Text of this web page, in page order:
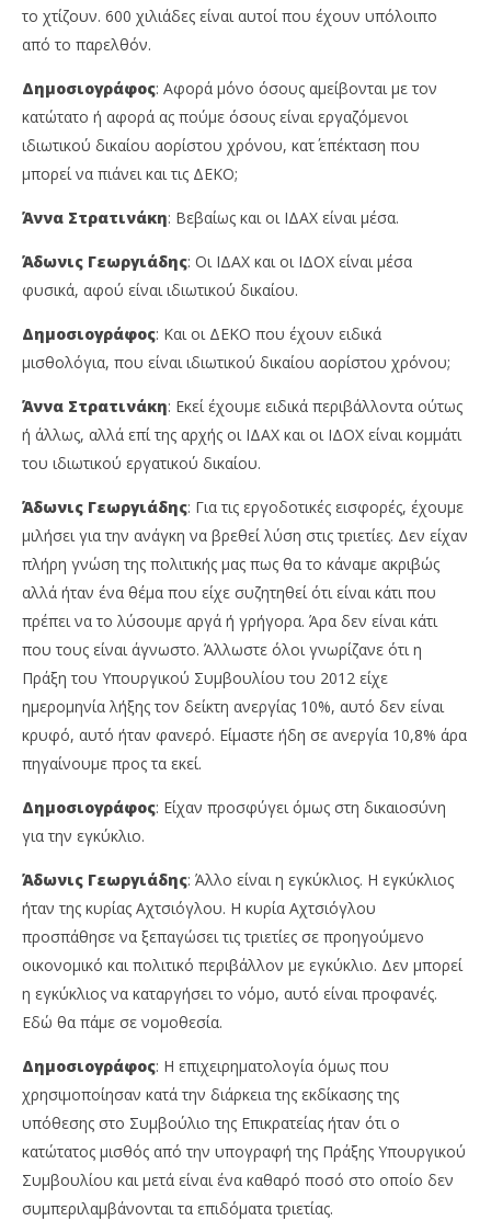
το χτίζουν. 600 χιλιάδες είναι αυτοί που έχουν υπόλοιπο
από το παρελθόν.
Δημοσιογράφος: Αφορά μόνο όσους αμείβονται με τον
κατώτατο ή αφορά ας πούμε όσους είναι εργαζόμενοι
ιδιωτικού δικαίου αορίστου χρόνου, κατ΄ επέκταση που
μπορεί να πιάνει και τις ΔΕΚΟ;
Άννα Στρατινάκη: Βεβαίως και οι ΙΔΑΧ είναι μέσα.
Άδωνις Γεωργιάδης: Οι ΙΔΑΧ και οι ΙΔΟΧ είναι μέσα
φυσικά, αφού είναι ιδιωτικού δικαίου.
Δημοσιογράφος: Και οι ΔΕΚΟ που έχουν ειδικά
μισθολόγια, που είναι ιδιωτικού δικαίου αορίστου χρόνου;
Άννα Στρατινάκη: Εκεί έχουμε ειδικά περιβάλλοντα ούτως
ή άλλως, αλλά επί της αρχής οι ΙΔΑΧ και οι ΙΔΟΧ είναι κομμάτι
του ιδιωτικού εργατικού δικαίου.
Άδωνις Γεωργιάδης: Για τις εργοδοτικές εισφορές, έχουμε
μιλήσει για την ανάγκη να βρεθεί λύση στις τριετίες. Δεν είχαν
πλήρη γνώση της πολιτικής μας πως θα το κάναμε ακριβώς
αλλά ήταν ένα θέμα που είχε συζητηθεί ότι είναι κάτι που
πρέπει να το λύσουμε αργά ή γρήγορα. Άρα δεν είναι κάτι
που τους είναι άγνωστο. Άλλωστε όλοι γνωρίζανε ότι η
Πράξη του Υπουργικού Συμβουλίου του 2012 είχε
ημερομηνία λήξης τον δείκτη ανεργίας 10%, αυτό δεν είναι
κρυφό, αυτό ήταν φανερό. Είμαστε ήδη σε ανεργία 10,8% άρα
πηγαίνουμε προς τα εκεί.
Δημοσιογράφος: Είχαν προσφύγει όμως στη δικαιοσύνη
για την εγκύκλιο.
Άδωνις Γεωργιάδης: Άλλο είναι η εγκύκλιος. Η εγκύκλιος
ήταν της κυρίας Αχτσιόγλου. Η κυρία Αχτσιόγλου
προσπάθησε να ξεπαγώσει τις τριετίες σε προηγούμενο
οικονομικό και πολιτικό περιβάλλον με εγκύκλιο. Δεν μπορεί
η εγκύκλιος να καταργήσει το νόμο, αυτό είναι προφανές.
Εδώ θα πάμε σε νομοθεσία.
Δημοσιογράφος: Η επιχειρηματολογία όμως που
χρησιμοποίησαν κατά την διάρκεια της εκδίκασης της
υπόθεσης στο Συμβούλιο της Επικρατείας ήταν ότι ο
κατώτατος μισθός από την υπογραφή της Πράξης Υπουργικού
Συμβουλίου και μετά είναι ένα καθαρό ποσό στο οποίο δεν
συμπεριλαμβάνονται τα επιδόματα τριετίας.